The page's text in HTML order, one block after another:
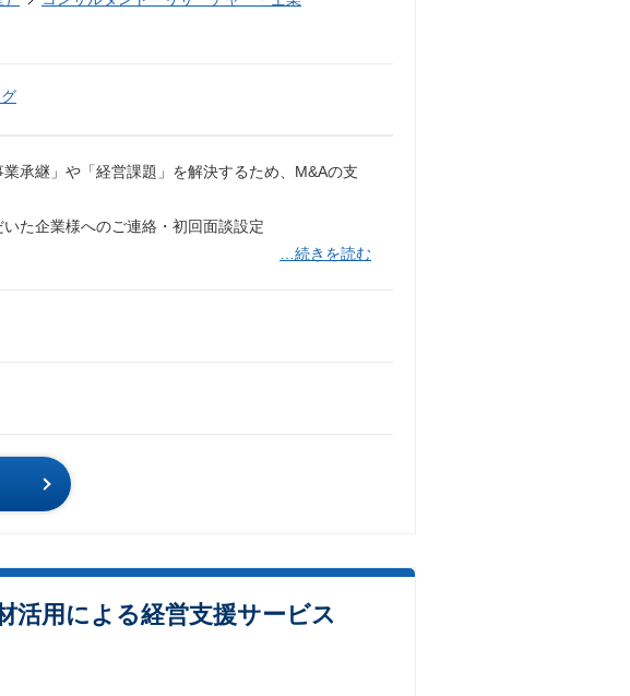
承継」や「経営課題」を解決するため、M&Aの支
た企業様へのご連絡・初回面談設定
…続きを読む
活用による経営支援サービス